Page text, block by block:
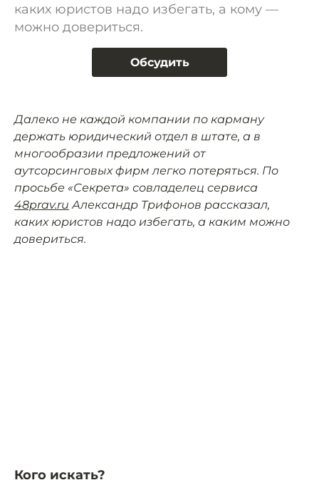
каких юристов надо избегать, а кому —
можно довериться.
Обсудить
Далеко не каждой компании по карману
держать юридический отдел в штате, а в
многообразии предложений от
аутсорсинговых фирм легко потеряться. По
просьбе «Секрета» совладелец сервиса
48prav.ru Александр Трифонов рассказал,
каких юристов надо избегать, а каким можно
довериться.
Кого искать?